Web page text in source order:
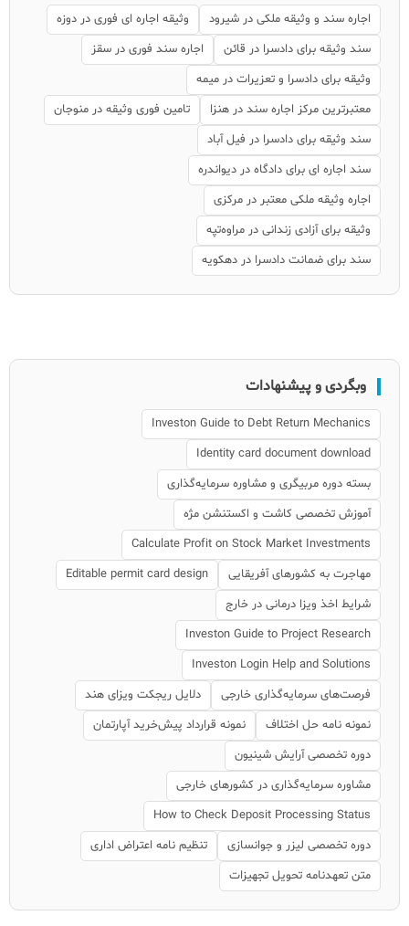
اجاره سند و وثیقه ملکی در شیرود
وثیقه اجاره ای فوری در دوزه
سند وثیقه برای دادسرا در قائن
اجاره سند فوری در سقز
وثیقه برای دادسرا و تعزیرات در میمه
معتبرترین مرکز اجاره سند در هنزا
تامین فوری وثیقه در منوجان
سند وثیقه برای دادسرا در فیل آباد
سند اجاره ای برای دادگاه در دیواندره
اجاره وثیقه ملکی معتبر در مرکزی
وثیقه برای آزادی زندانی در مراوه‌تپه
سند برای ضمانت دادسرا در دهکویه
وبگردی و پیشنهادات
Investon Guide to Debt Return Mechanics
Identity card document download
بسته دوره مربیگری و مشاوره سرمایه‌گذاری
آموزش تخصصی کاشت و اکستنشن مژه
Calculate Profit on Stock Market Investments
مهاجرت به کشورهای آفریقایی
Editable permit card design
شرایط اخذ ویزا درمانی در خارج
Investon Guide to Project Research
Investon Login Help and Solutions
فرصت‌های سرمایه‌گذاری خارجی
دلایل ریجکت ویزای هند
نمونه نامه حل اختلاف
نمونه قرارداد پیش‌خرید آپارتمان
دوره تخصصی آرایش شینیون
مشاوره سرمایه‌گذاری در کشورهای خارجی
How to Check Deposit Processing Status
دوره تخصصی لیزر و جوانسازی
تنظیم نامه اعتراض اداری
متن تعهدنامه تحویل تجهیزات